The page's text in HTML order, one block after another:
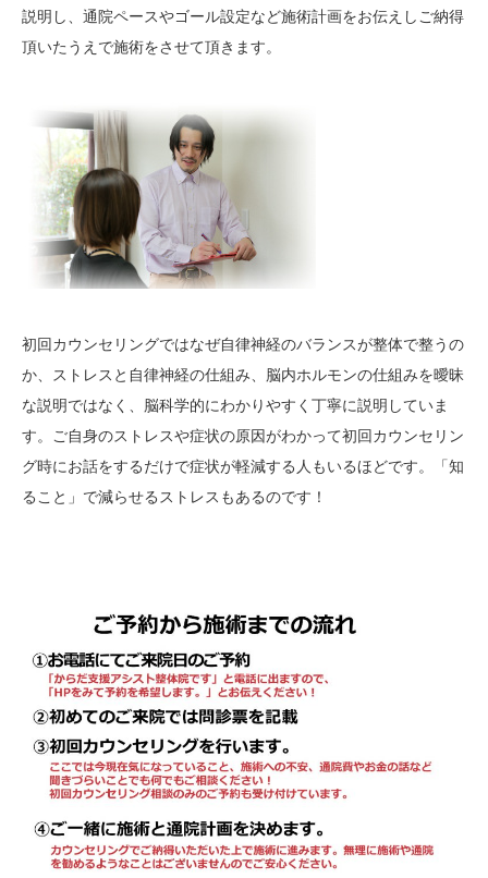
説明し、通院ペースやゴール設定など施術計画をお伝えしご納得
頂いたうえで施術をさせて頂きます。
初回カウンセリングではなぜ自律神経のバランスが整体で整うの
か、ストレスと自律神経の仕組み、脳内ホルモンの仕組みを曖昧
な説明ではなく、脳科学的にわかりやすく丁寧に説明していま
す。ご自身のストレスや症状の原因がわかって初回カウンセリン
グ時にお話をするだけで症状が軽減する人もいるほどです。「知
ること」で減らせるストレスもあるのです！